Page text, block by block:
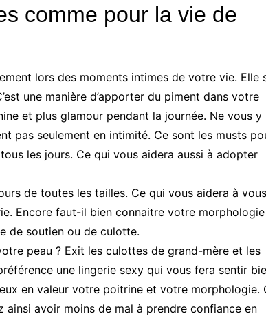
comme pour la vie de
lors des moments intimes de votre vie. Elle
une manière d’apporter du piment dans votre
et plus glamour pendant la journée. Ne vous y
pas seulement en intimité. Ce sont les musts
les jours. Ce qui vous aidera aussi à adopter
de toutes les tailles. Ce qui vous aidera à vous
Encore faut-il bien connaitre votre morphologie
de soutien ou de culotte.
peau ? Exit les culottes de grand-mère et les
une lingerie sexy qui vous fera sentir
en valeur votre poitrine et votre morphologie.
avoir moins de mal à prendre confiance en